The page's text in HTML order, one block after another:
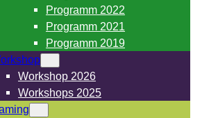
Programm 2022
Programm 2021
Programm 2019
Workshop 2026
Workshops 2025